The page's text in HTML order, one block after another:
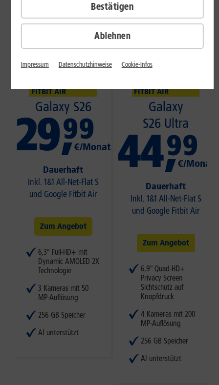
FITBIT AIR
Galaxy S26
29,
99
€/Monat
Dauerhaft
Inkl. 1&1 All-Net-Flat S
und Google Fitbit Air
Zum Angebot
6,3” Full-HD+ mit
Dynamic AMOLED 2X
Technologie
3 Kameras mit 50
MP-Auflösung
256 GB Speicher
AI unterstützt
FITBIT AIR
Galaxy
S26 Ultra
44,
99
€/Monat
Dauerhaft
Inkl. 1&1 All-Net-Flat S
und Google Fitbit Air
Zum Angebot
6,9" Quad-HD+
Privacy Screen
Sichtschutz auf
Knopfdruck
4 Kameras mit 200
MP-Auflösung
256 GB Speicher
AI unterstützt
Ablehnen
Bestätigen
Impressum Datenschutzhinweise Cookie-Infos